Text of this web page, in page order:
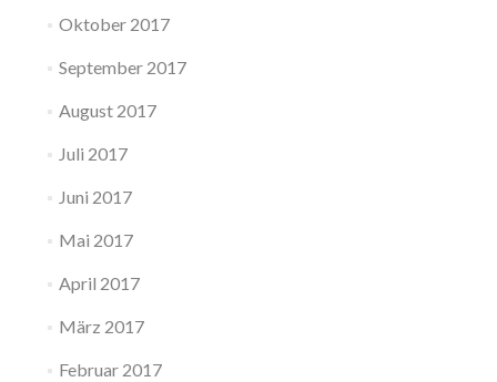
Oktober 2017
September 2017
August 2017
Juli 2017
Juni 2017
Mai 2017
April 2017
März 2017
Februar 2017